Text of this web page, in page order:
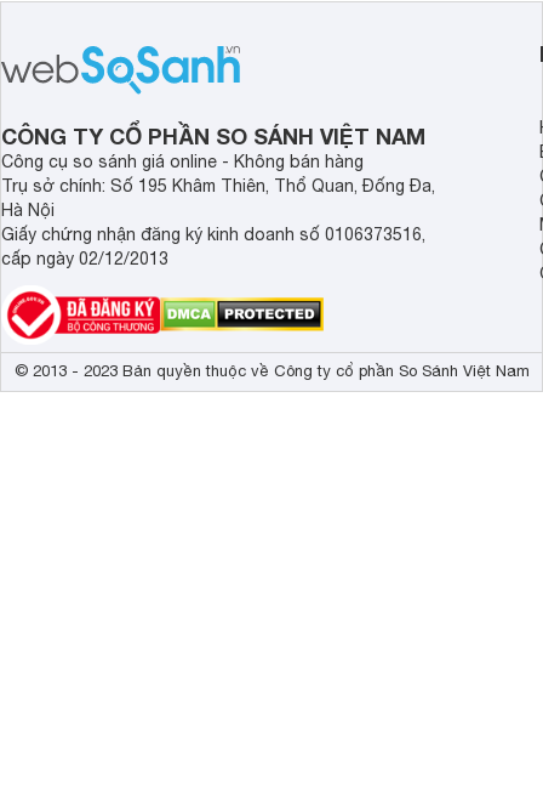
chọn đáng cân nhắc.
vùng nấu đáng mua
CÔNG TY CỔ PHẦN SO SÁNH VIỆT NAM
Công cụ so sánh giá online - Không bán hàng
Trụ sở chính: Số 195 Khâm Thiên, Thổ Quan, Đống Đa,
Hà Nội
Giấy chứng nhận đăng ký kinh doanh số 0106373516,
cấp ngày 02/12/2013
© 2013 - 2023 Bản quyền thuộc về Công ty cổ phần So Sánh Việt Nam